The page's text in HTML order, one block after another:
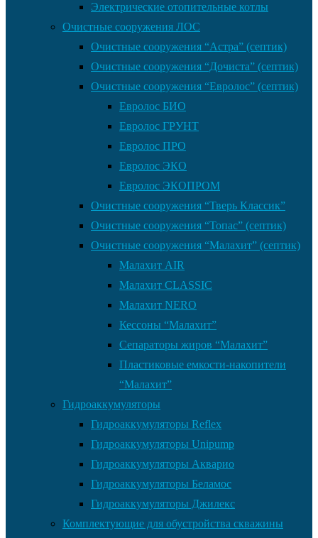
Электрические отопительные котлы
Очистные сооружения ЛОС
Очистные сооружения “Астра” (септик)
Очистные сооружения “Дочиста” (септик)
Очистные сооружения “Евролос” (септик)
Евролос БИО
Евролос ГРУНТ
Евролос ПРО
Евролос ЭКО
Евролос ЭКОПРОМ
Очистные сооружения “Тверь Классик”
Очистные сооружения “Топас” (септик)
Очистные сооружения “Малахит” (септик)
Малахит AIR
Малахит CLASSIC
Малахит NERO
Кессоны “Малахит”
Сепараторы жиров “Малахит”
Пластиковые емкости-накопители
“Малахит”
Гидроаккумуляторы
Гидроаккумуляторы Reflex
Гидроаккумуляторы Unipump
Гидроаккумуляторы Акварио
Гидроаккумуляторы Беламос
Гидроаккумуляторы Джилекс
Комплектующие для обустройства скважины